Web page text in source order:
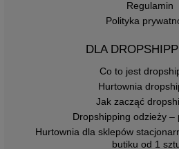
Regulamin
Polityka
DLA
Co to jest
Hurtownia
Jak zacząć
Dropshipping odzieży –
Hurtownia dla sklepów
butiku od 1